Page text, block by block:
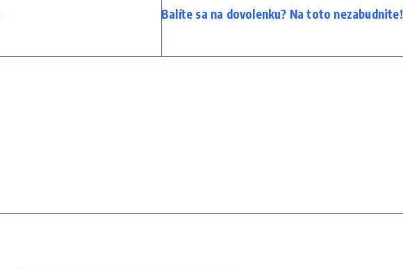
Balíte sa na dovolenku? Na toto nezabudnite!